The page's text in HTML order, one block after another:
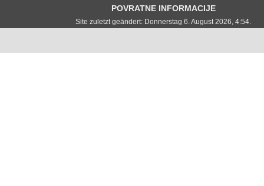
POVRATNE INFORMACIJE
Site zuletzt geändert: Donnerstag 6. August 2026, 4:54.